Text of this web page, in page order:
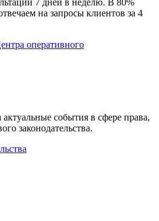
7 дней в неделю. В 80%
на запросы клиентов за 4
оперативного
актуальные события в сфере права,
законодательства.